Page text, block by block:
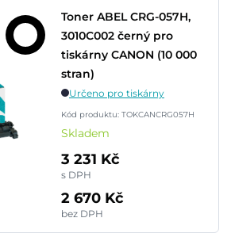
Toner ABEL CRG-057H,
3010C002 černý pro
tiskárny CANON (10 000
stran)
Určeno pro tiskárny
Kód produktu: TOKCANCRG057H
Skladem
3 231 Kč
s DPH
2 670 Kč
bez DPH